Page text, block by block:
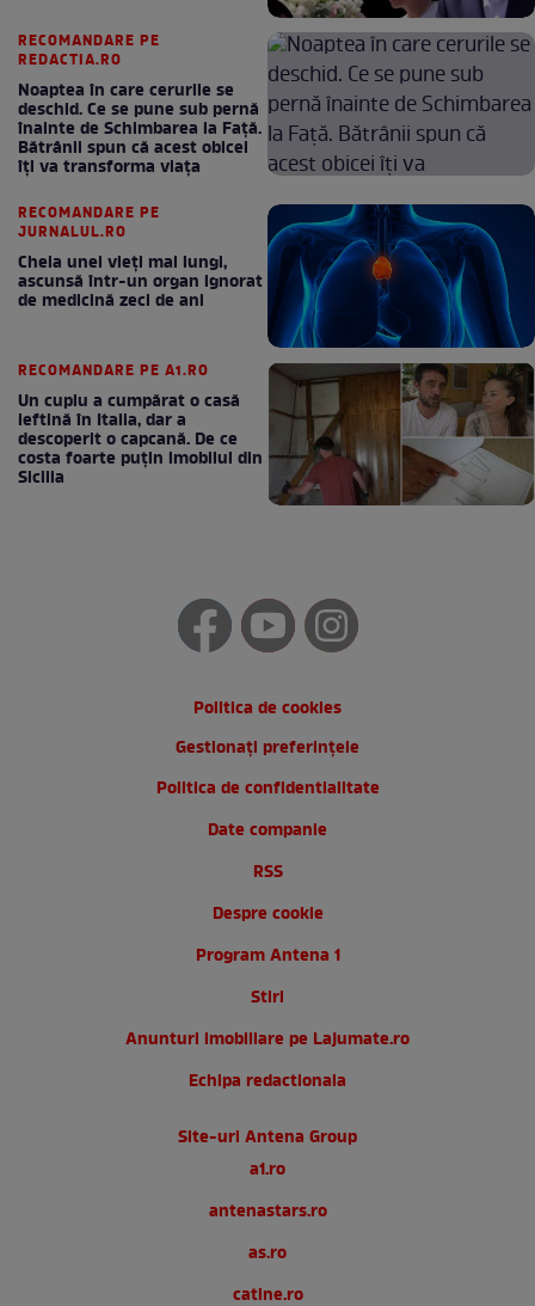
RECOMANDARE PE
REDACTIA.RO
Noaptea în care cerurile se
deschid. Ce se pune sub pernă
înainte de Schimbarea la Față.
Bătrânii spun că acest obicei
îți va transforma viața
RECOMANDARE PE
JURNALUL.RO
Cheia unei vieți mai lungi,
ascunsă într-un organ ignorat
de medicină zeci de ani
RECOMANDARE PE A1.RO
Un cuplu a cumpărat o casă
ieftină în Italia, dar a
descoperit o capcană. De ce
costa foarte puțin imobilul din
Sicilia
Politica de cookies
Gestionați preferințele
Politica de confidentialitate
Date companie
RSS
Despre cookie
Program Antena 1
Stiri
Anunturi imobiliare pe Lajumate.ro
Echipa redactionala
Site-uri Antena Group
a1.ro
antenastars.ro
as.ro
catine.ro